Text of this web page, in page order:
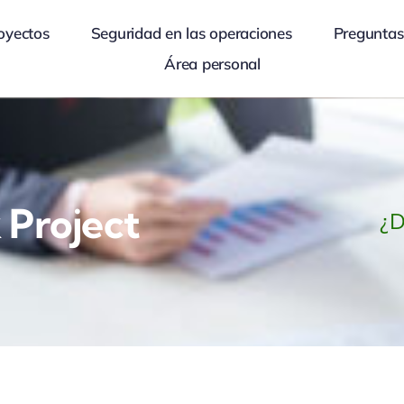
Seguridad en las operaciones
Área personal
Project